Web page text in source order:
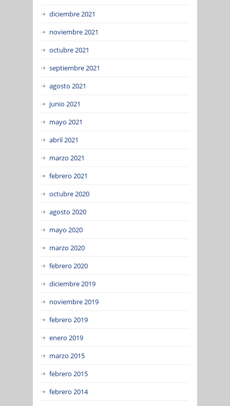
diciembre 2021
noviembre 2021
octubre 2021
septiembre 2021
agosto 2021
junio 2021
mayo 2021
abril 2021
marzo 2021
febrero 2021
octubre 2020
agosto 2020
mayo 2020
marzo 2020
febrero 2020
diciembre 2019
noviembre 2019
febrero 2019
enero 2019
marzo 2015
febrero 2015
febrero 2014